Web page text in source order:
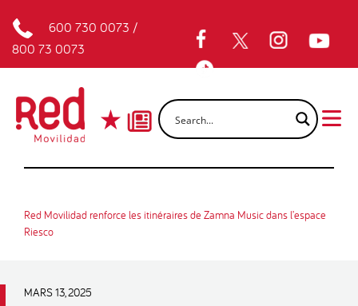
600 730 0073 /
800 73 0073
Red Movilidad renforce les itinéraires de Zamna Music dans l’espace
Riesco
MARS 13, 2025